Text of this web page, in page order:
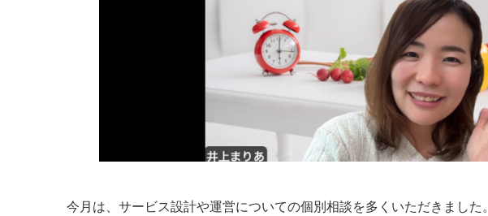
今月は、サービス設計や運営についての個別相談を多くいただきました。